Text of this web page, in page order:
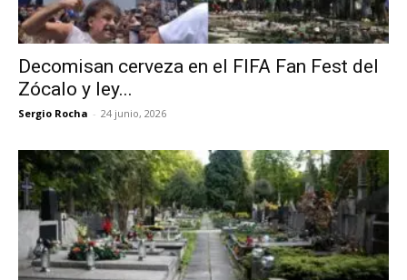
Decomisan cerveza en el FIFA Fan Fest del
Zócalo y ley...
Sergio Rocha - 24 junio, 2026